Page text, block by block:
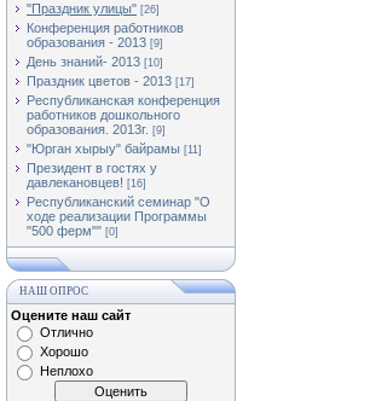
"Праздник улицы" [26]
Конференция работников
образования - 2013 [9]
День знаний- 2013 [10]
Праздник цветов - 2013 [17]
Республиканская конференция
работников дошкольного
образования. 2013г. [9]
"Юрган хырыу" байрамы [11]
Президент в гостях у
давлекановцев! [16]
Республиканский семинар "О
ходе реализации Программы
"500 ферм"" [0]
НАШ ОПРОС
Оцените наш сайт
Отлично
Хорошо
Неплохо